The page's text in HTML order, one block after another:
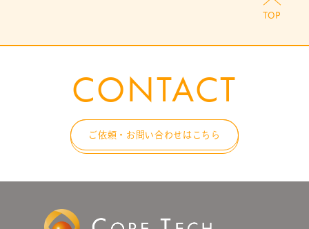
CONTACT
ご依頼・お問い合わせはこちら